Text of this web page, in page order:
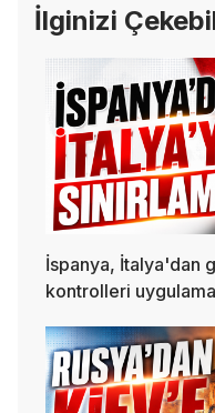
İlginizi
İspanya, İtalya'dan
kontrolleri uygulama